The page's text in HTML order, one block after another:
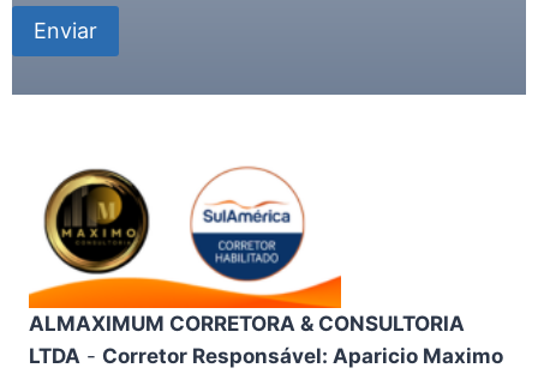
ALMAXIMUM CORRETORA & CONSULTORIA
LTDA - Corretor Responsável: Aparicio Maximo